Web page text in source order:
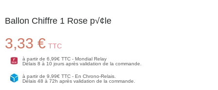
Ballon Chiffre 1 Rose p√¢le
3,33 € TTC
à partir de 6,99€ TTC - Mondial Relay
Délais 8 à 10 jours après validation de la commande.
à partir de 9,99€ TTC - En Chrono-Relais.
Délais 48 à 72h après validation de la commande.